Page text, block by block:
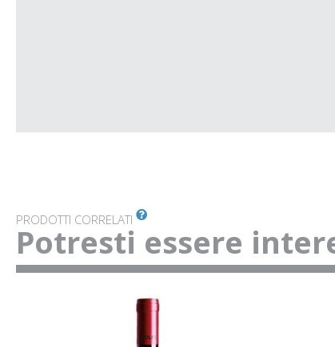
PRODOTTI CORRELATI
Potresti essere